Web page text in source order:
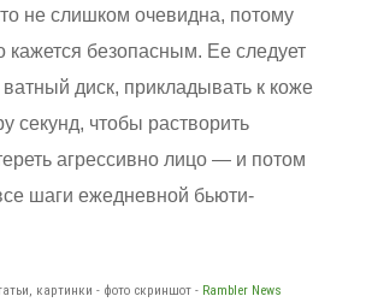
не слишком очевидна, потому
кажется безопасным. Ее следует
ватный диск, прикладывать к коже
секунд, чтобы растворить
агрессивно лицо — и потом
шаги ежедневной бьюти-
картинки - фото скриншот - Rambler News